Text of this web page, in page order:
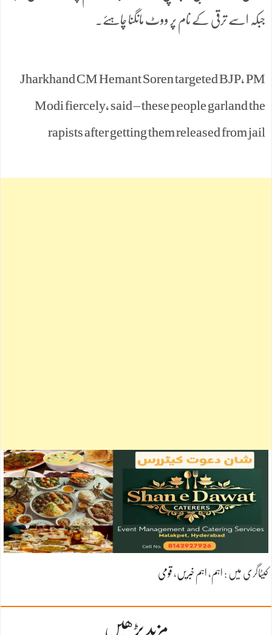
جبکہ اسے ترقی کے نام پر ووٹ مانگنا چاہئے۔
Jharkhand CM Hemant Soren targeted BJP, PM
Modi fiercely, said – these people garland the
rapists after getting them released from jail
کیٹاگری میں : اہم ، اہم خبریں ، قومی
مزید پڑھیں